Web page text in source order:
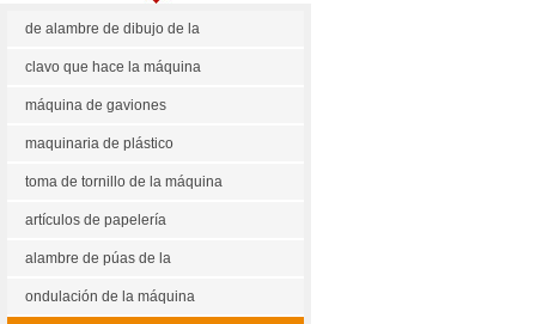
de alambre de dibujo de la
máquina
clavo que hace la máquina
máquina de gaviones
maquinaria de plástico
toma de tornillo de la máquina
artículos de papelería
maquinaria
alambre de púas de la
máquina
ondulación de la máquina